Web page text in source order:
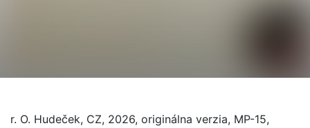
r. O. Hudeček, CZ, 2026, originálna verzia, MP-15,